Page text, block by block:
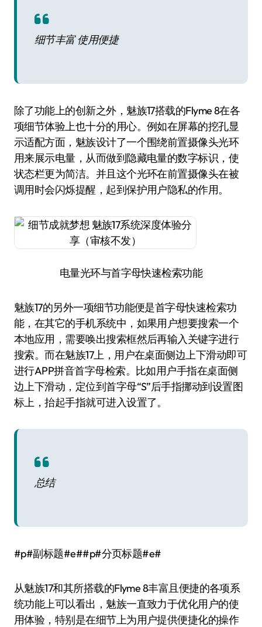
细节丰富 使用便捷
除了功能上的创新之外，魅族17搭载的Flyme 8在各
项细节体验上也十分的用心。例如在屏幕的挖孔显
示适配方面，魅族设计了一个围绕前置摄像头光环
用来展示电量，从而做到隐藏电量的数字标识，使
状态栏更为简洁。并且这个光环在前置摄像头在被
调用时会闪烁提醒，起到保护用户隐私的作用。
电量光环与首字母快速检索功能
魅族17的另外一项细节功能便是首字母快速检索功
能，在其它的手机系统中，如果用户想要搜索一个
本地应用，需要唤出搜索框然后再输入关键字进行
搜索。而在魅族17上，用户在桌面侧边上下滑动即可
进行APP拼音首字母检索。比如用户手指在桌面侧
边上下滑动，定位到首字母“S”后手指挪动到设置图
标上，抬起手指就可进入设置了。
总结
#p#副标题#e##p#分页标题#e#
从魅族17和其所搭载的Flyme 8丰富且便捷的各项系
统功能上可以看出，魅族一直致力于优化用户的使
用体验，特别是在细节上为用户提供便捷化的操作